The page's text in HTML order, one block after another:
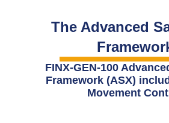
The Advanced
FINX-GEN-100
Framework (ASX)
Movement